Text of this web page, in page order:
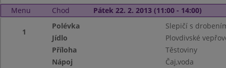
Menu
Chod Pátek 22. 2. 2013 (11:00 - 14:00)
1
Polévka
Slepičí s
Jídlo
Plovdivské
Příloha
Těstoviny
Nápoj
Čaj,voda